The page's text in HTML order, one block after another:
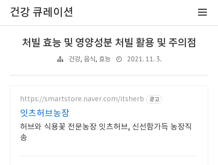
건강 큐레이션
처빌 효능 및 영양성분 처빌 활용 및 주의점
건강, 음식, 효능 2021. 11. 3.
https://smartstore.naver.com/itsherb 광고
잇츠허브농장
허브와 식용꽃 전문농장 잇츠허브, 신선함가득 농장직
송